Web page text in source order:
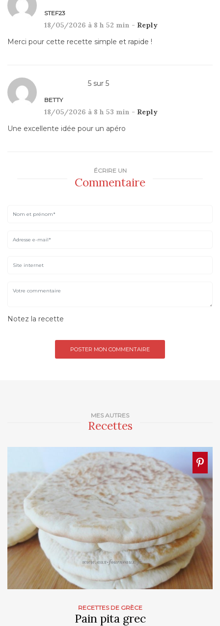
MES AUTRES
Recettes
RECETTES DE GRÈCE
Pain pita grec
STEF23
18/05/2026 à 8 h 52 min - Reply
Merci pour cette recette simple et rapide !
5 sur 5
BETTY
18/05/2026 à 8 h 53 min - Reply
Une excellente idée pour un apéro
ÉCRIRE UN
Commentaire
Notez la recette